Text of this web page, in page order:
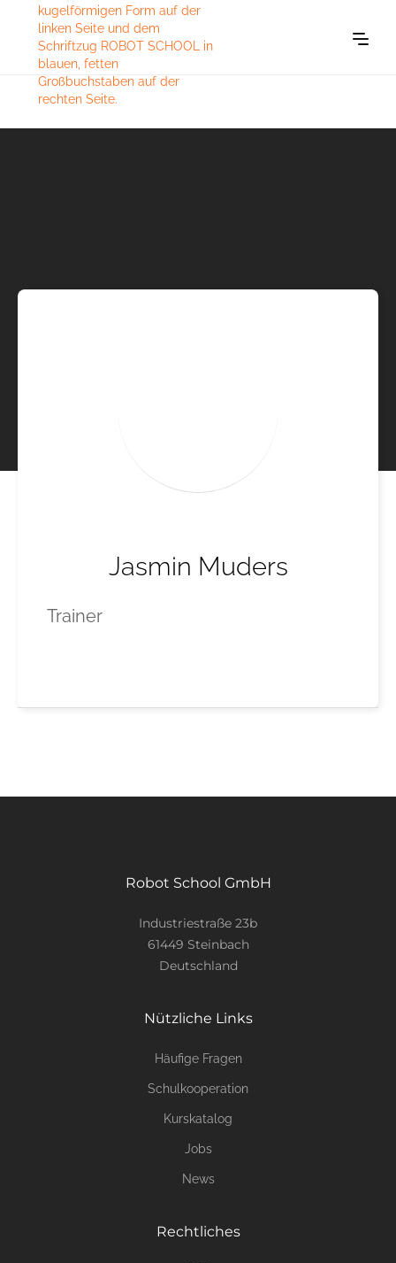
Jasmin Muders
Trainer
Robot School GmbH
Industriestraße 23b
61449 Steinbach
Deutschland
Nützliche Links
Häufige Fragen
Schulkooperation
Kurskatalog
Jobs
News
Rechtliches